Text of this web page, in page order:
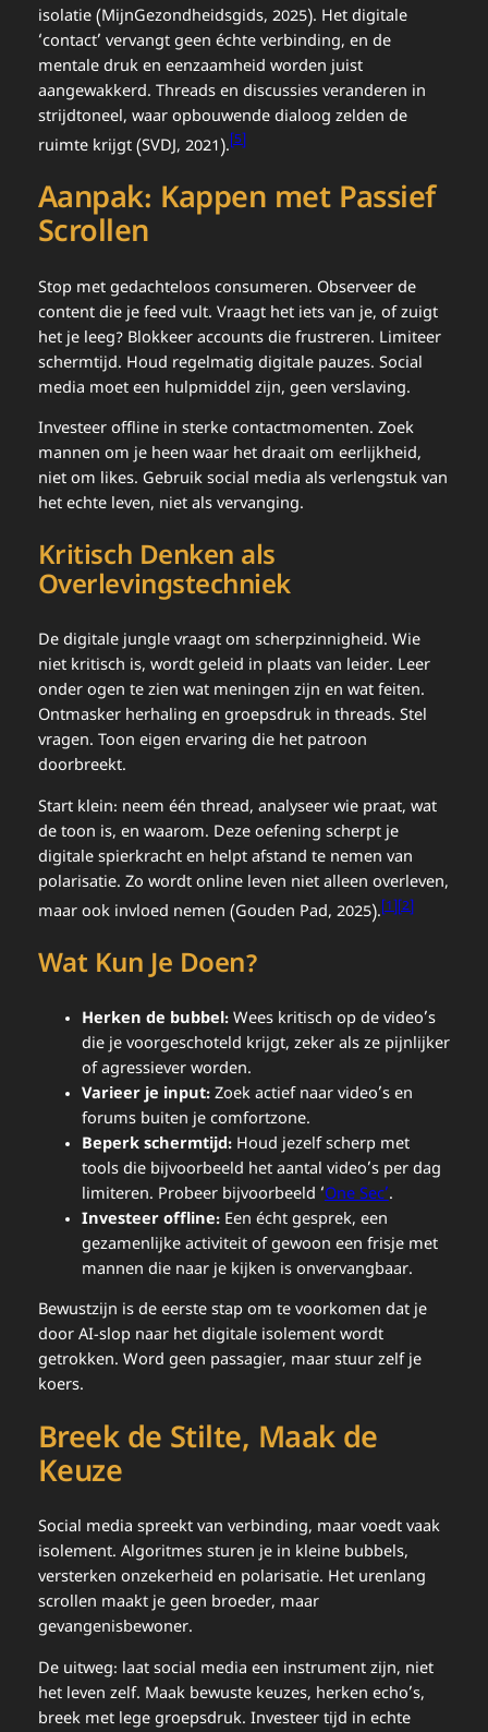
isolatie (MijnGezondheidsgids, 2025). Het digitale
‘contact’ vervangt geen échte verbinding, en de
mentale druk en eenzaamheid worden juist
aangewakkerd. Threads en discussies veranderen in
strijdtoneel, waar opbouwende dialoog zelden de
ruimte krijgt (SVDJ, 2021).[5]
Aanpak: Kappen met Passief
Scrollen
Stop met gedachteloos consumeren. Observeer de
content die je feed vult. Vraagt het iets van je, of zuigt
het je leeg? Blokkeer accounts die frustreren. Limiteer
schermtijd. Houd regelmatig digitale pauzes. Social
media moet een hulpmiddel zijn, geen verslaving.
Investeer offline in sterke contactmomenten. Zoek
mannen om je heen waar het draait om eerlijkheid,
niet om likes. Gebruik social media als verlengstuk van
het echte leven, niet als vervanging.
Kritisch Denken als
Overlevingstechniek
De digitale jungle vraagt om scherpzinnigheid. Wie
niet kritisch is, wordt geleid in plaats van leider. Leer
onder ogen te zien wat meningen zijn en wat feiten.
Ontmasker herhaling en groepsdruk in threads. Stel
vragen. Toon eigen ervaring die het patroon
doorbreekt.
Start klein: neem één thread, analyseer wie praat, wat
de toon is, en waarom. Deze oefening scherpt je
digitale spierkracht en helpt afstand te nemen van
polarisatie. Zo wordt online leven niet alleen overleven,
maar ook invloed nemen (Gouden Pad, 2025).[1][2]
Wat Kun Je Doen?
Herken de bubbel:Wees kritisch op de video’s
die je voorgeschoteld krijgt, zeker als ze pijnlijker
of agressiever worden.
Varieer je input:Zoek actief naar video’s en
forums buiten je comfortzone.
Beperk schermtijd:Houd jezelf scherp met
tools die bijvoorbeeld het aantal video’s per dag
limiteren. Probeer bijvoorbeeld ‘One Sec’.
Investeer offline:Een écht gesprek, een
gezamenlijke activiteit of gewoon een frisje met
mannen die naar je kijken is onvervangbaar.
Bewustzijn is de eerste stap om te voorkomen dat je
door AI-slop naar het digitale isolement wordt
getrokken. Word geen passagier, maar stuur zelf je
koers.
Breek de Stilte, Maak de
Keuze
Social media spreekt van verbinding, maar voedt vaak
isolement. Algoritmes sturen je in kleine bubbels,
versterken onzekerheid en polarisatie. Het urenlang
scrollen maakt je geen broeder, maar
gevangenisbewoner.
De uitweg: laat social media een instrument zijn, niet
het leven zelf. Maak bewuste keuzes, herken echo’s,
breek met lege groepsdruk. Investeer tijd in echte